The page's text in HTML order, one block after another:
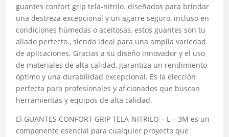
guantes confort grip tela-nitrilo. diseñados para brindar
una destreza excepcional y un agarre seguro, incluso en
condiciones húmedas o aceitosas, estos guantes son tu
aliado perfecto., siendo ideal para una amplia variedad
de aplicaciones. Gracias a su diseño innovador y el uso
de materiales de alta calidad, garantiza un rendimiento
óptimo y una durabilidad excepcional. Es la elección
perfecta para profesionales y aficionados que buscan
herramientas y equipos de alta calidad.
El GUANTES CONFORT GRIP TELA-NITRILO – L – 3M es un
componente esencial para cualquier proyecto que